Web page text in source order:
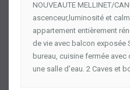
NOUVEAUTE MELLINET/
ascenceur,luminosité et
appartement entièrement
de vie avec balcon exposée
bureau, cuisine fermée
une salle d'eau. 2 Caves et